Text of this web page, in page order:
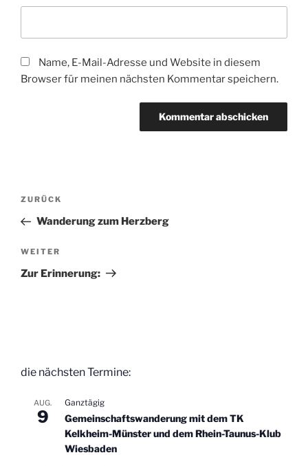
Name, E-Mail-Adresse und Website in diesem
Browser für meinen nächsten Kommentar speichern.
Beitragsnavigation
Vorheriger
Beitrag
ZURÜCK
Wanderung zum Herzberg
Nächster
Beitrag
WEITER
Zur Erinnerung:
die nächsten Termine:
AUG.
9
Ganztägig
Gemeinschaftswanderung mit dem TK
Kelkheim-Münster und dem Rhein-Taunus-Klub
Wiesbaden